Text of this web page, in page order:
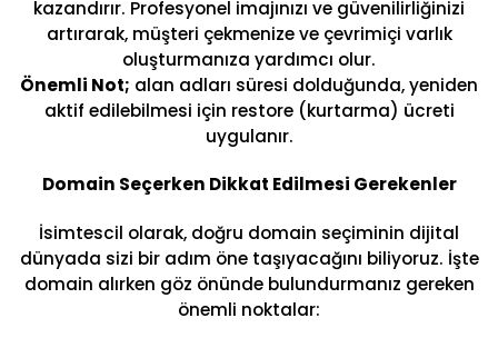
kazandırır. Profesyonel imajınızı ve güvenilirliğinizi
artırarak, müşteri çekmenize ve çevrimiçi varlık
oluşturmanıza yardımcı olur.
Önemli Not; alan adları süresi dolduğunda, yeniden
aktif edilebilmesi için restore (kurtarma) ücreti
uygulanır.
Domain Seçerken Dikkat Edilmesi Gerekenler
İsimtescil olarak, doğru domain seçiminin dijital
dünyada sizi bir adım öne taşıyacağını biliyoruz. İşte
domain alırken göz önünde bulundurmanız gereken
önemli noktalar: